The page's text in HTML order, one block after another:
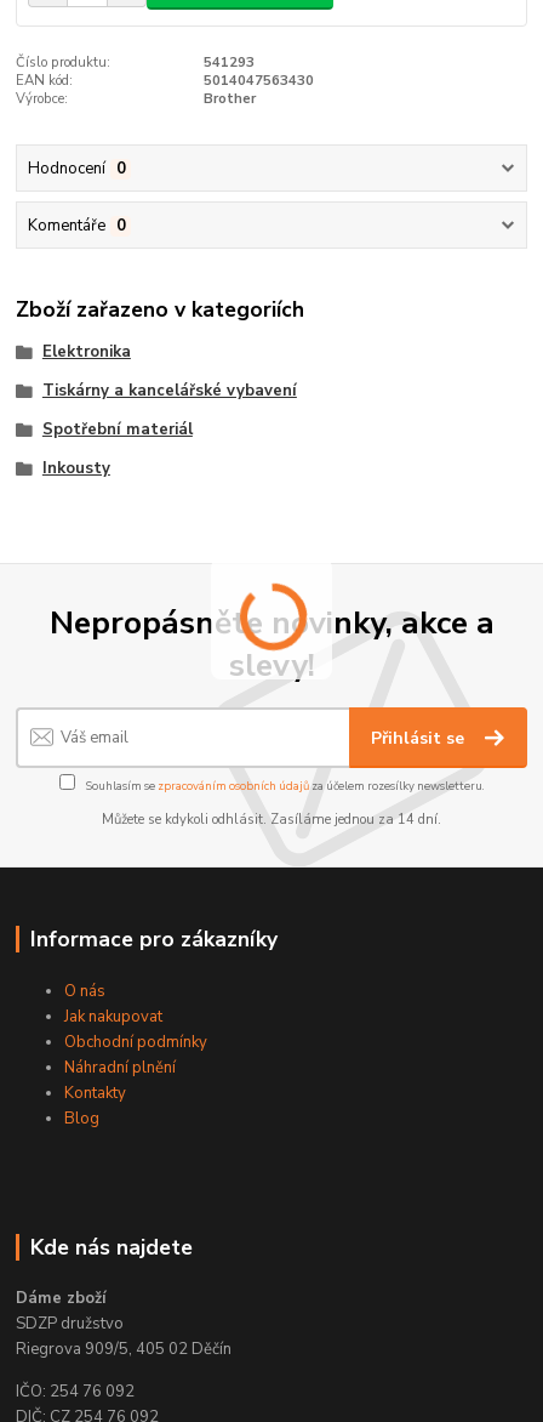
Číslo produktu:
541293
EAN kód:
5014047563430
Výrobce:
Brother
Hodnocení 0
Komentáře 0
Zboží zařazeno v kategoriích
Elektronika
Tiskárny a kancelářské vybavení
Spotřební materiál
Inkousty
Nepropásněte novinky, akce a
slevy!
Přihlásit se
Souhlasím se zpracováním osobních údajůza účelem rozesílky newsletteru.
Můžete se kdykoli odhlásit. Zasíláme jednou za 14 dní.
Informace pro zákazníky
O nás
Jak nakupovat
Obchodní podmínky
Náhradní plnění
Kontakty
Blog
Kde nás najdete
Dáme zboží
SDZP družstvo
Riegrova 909/5, 405 02 Děčín
IČO: 254 76 092